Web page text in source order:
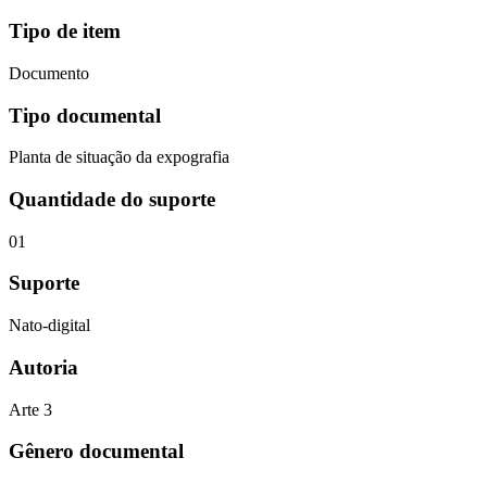
Tipo de item
Documento
Tipo documental
Planta de situação da expografia
Quantidade do suporte
01
Suporte
Nato-digital
Autoria
Arte 3
Gênero documental